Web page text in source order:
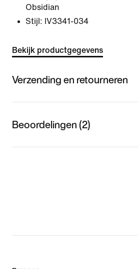
Obsidian
Stijl: IV3341-034
Bekijk productgegevens
Verzending en retourneren
Beoordelingen (2)